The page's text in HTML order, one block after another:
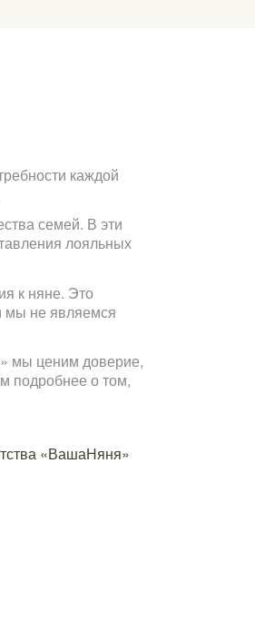
каждой
семей. В эти
лояльных
к няне. Это
мы не являемся
мы ценим доверие,
подробнее о том,